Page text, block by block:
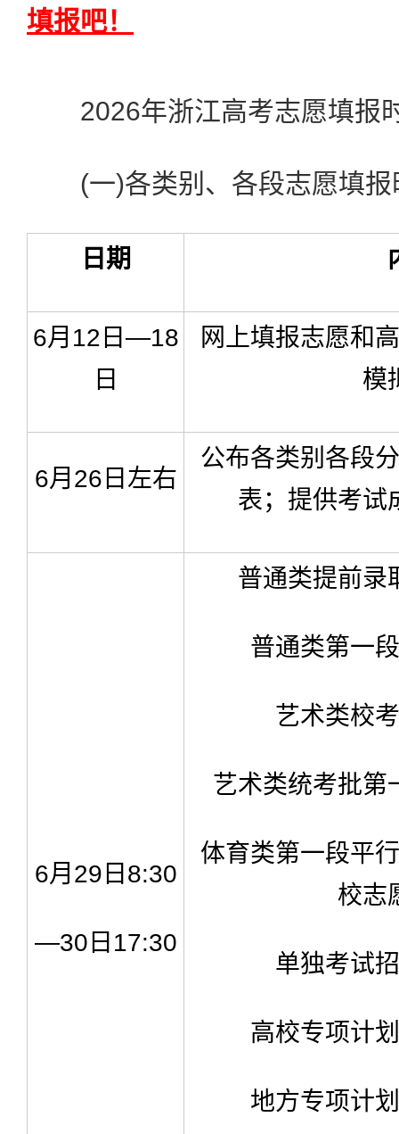
填报吧！
2026年浙江高考志愿填报
(一)各类别、各段志愿填报
日期
6月12日—18
日
网上填报志愿和
模
6月26日左右
公布各类别各段
表；提供考试
6月29日8:30
—30日17:30
普通类提前录
普通类第一
艺术类校
艺术类统考批第
体育类第一段平
校志
单独考试
高校专项计
地方专项计